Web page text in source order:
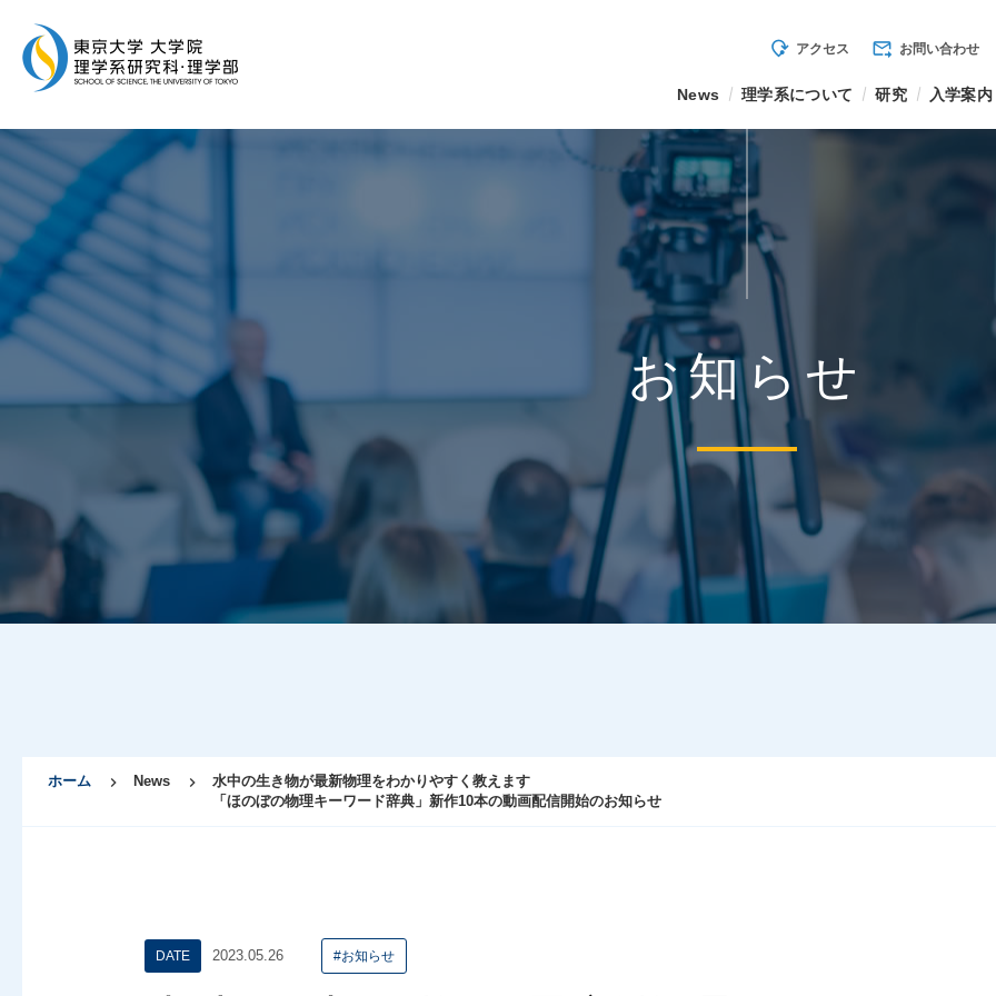
mode_of_travel アクセス forward_to_inbox お問い合わせ
News 理学系について 研究 入学案内
お知らせ
ホーム News
水中の生き物が最新物理をわかりやすく教えます
「ほのぼの物理キーワード辞典」新作10本の動画配信開始のお知らせ
DATE 2023.05.26 #お知らせ